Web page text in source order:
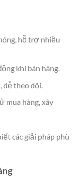
hỗ trợ nhiều
khi bán hàng.
dễ theo dõi.
mua hàng, xây
các giải pháp phù